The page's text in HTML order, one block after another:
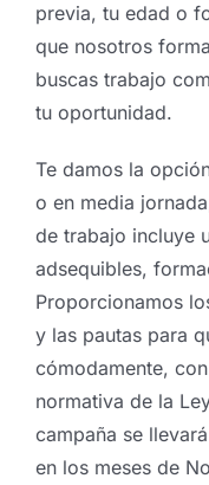
previa, tu edad o
que nosotros
buscas trabajo
tu oportunidad.
Te damos la
o en media
de trabajo incluye
adsequibles,
Proporcionamos
y las pautas para
cómodamente,
normativa de la
campaña se
en los meses de